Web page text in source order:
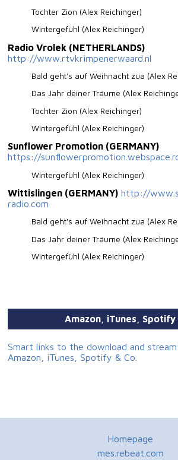
Tochter Zion (Alex Reichinger)
Wintergefühl (Alex Reichinger)
Radio Vrolek (NETHERLANDS)
http://www.rtvkrimpenerwaard.nl
Bald geht's auf Weihnacht zua (Alex
Das Jahr deiner Träume (Alex
Tochter Zion (Alex Reichinger)
Wintergefühl (Alex Reichinger)
Sunflower Promotion (GERMANY)
https://
Wintergefühl (Alex Reichinger)
Wittislingen (GERMANY) http://
radio.com
Bald geht's auf Weihnacht zua (Alex
Das Jahr deiner Träume (Alex
Wintergefühl (Alex Reichinger)
Amazon, iTunes, Spotify
Smart links to the download and
Amazon, iTunes, Spotify & Co.
Homepage
mes.rebeat.com